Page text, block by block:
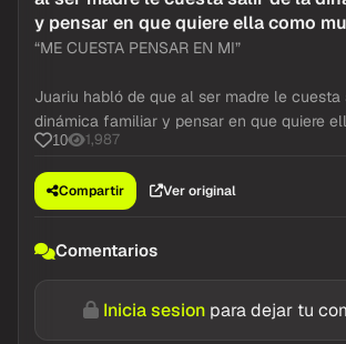
y pensar en que quiere ella como
“ME CUESTA PENSAR EN MI”
Juariu habló de que al ser madre le cuesta
dinámica familiar y pensar en que quiere
10 1,987
Compartir Ver original
Comentarios
Inicia sesion para dejar tu